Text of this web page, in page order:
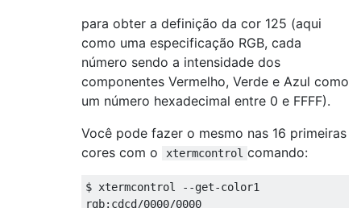
para obter a definição da cor 125 (aqui
como uma especificação RGB, cada
número sendo a intensidade dos
componentes Vermelho, Verde e Azul como
um número hexadecimal entre 0 e FFFF).
Você pode fazer o mesmo nas 16 primeiras
cores com o
xtermcontrol comando:
$ xtermcontrol --get-color1
rgb: cdcd /0000/0000